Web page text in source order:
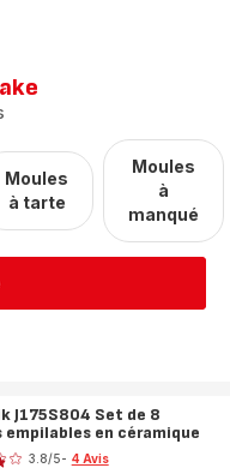
Moules
à tarte
Moules
à
manqué
J175S804 Set de 8
empilables en céramique
3.8/5- 4 Avis